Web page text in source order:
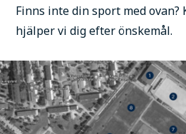
Finns inte din sport med ovan?
hjälper vi dig efter önskemål.